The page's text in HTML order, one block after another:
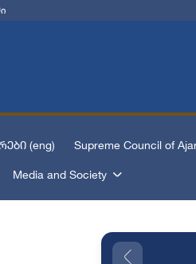
(eng) Supreme Council of
Media and Society